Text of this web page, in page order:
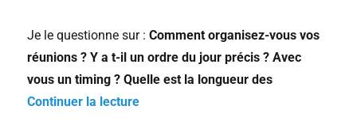
Je le questionne sur :Comment organisez-vous vos
réunions ? Y a t-il un ordre du jour précis ? Avec
vous un timing ? Quelle est la longueur des
Continuer la lecture